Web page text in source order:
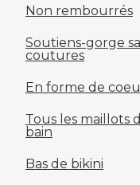
Non rembourrés
Soutiens-gorge
coutures
En forme de
Tous les maillots
bain
Bas de bikini